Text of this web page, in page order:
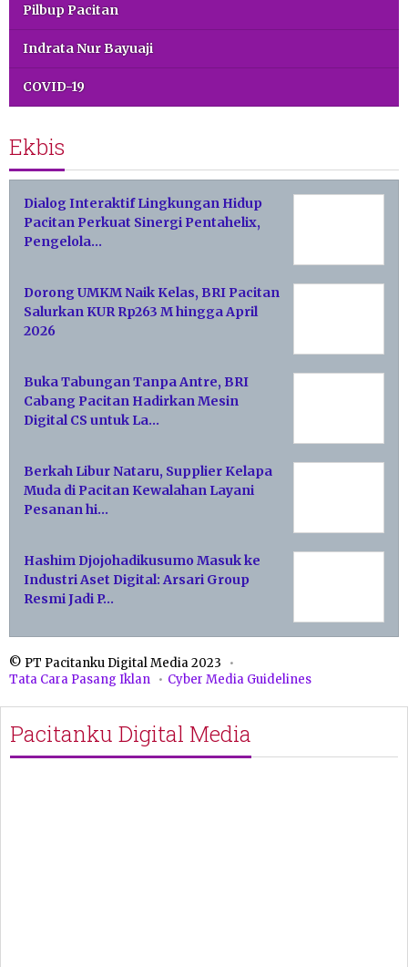
Pilbup Pacitan
Indrata Nur Bayuaji
COVID-19
Ekbis
Dialog Interaktif Lingkungan Hidup
Pacitan Perkuat Sinergi Pentahelix,
Pengelola…
Dorong UMKM Naik Kelas, BRI Pacitan
Salurkan KUR Rp263 M hingga April
2026
Buka Tabungan Tanpa Antre, BRI
Cabang Pacitan Hadirkan Mesin
Digital CS untuk La…
Berkah Libur Nataru, Supplier Kelapa
Muda di Pacitan Kewalahan Layani
Pesanan hi…
Hashim Djojohadikusumo Masuk ke
Industri Aset Digital: Arsari Group
Resmi Jadi P…
© PT Pacitanku Digital Media 2023
Tata Cara Pasang Iklan
Cyber Media Guidelines
Pacitanku Digital Media